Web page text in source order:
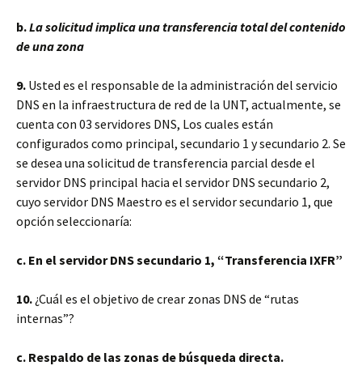
b.La solicitud implica una transferencia total del contenido
de una zona
9. Usted es el responsable de la administración del servicio
DNS en la infraestructura de red de la UNT, actualmente, se
cuenta con 03 servidores DNS, Los cuales están
configurados como principal, secundario 1 y secundario 2. Se
se desea una solicitud de transferencia parcial desde el
servidor DNS principal hacia el servidor DNS secundario 2,
cuyo servidor DNS Maestro es el servidor secundario 1, que
opción seleccionaría:
c. En el servidor DNS secundario 1, “Transferencia IXFR”
10. ¿Cuál es el objetivo de crear zonas DNS de “rutas
internas”?
c. Respaldo de las zonas de búsqueda directa.